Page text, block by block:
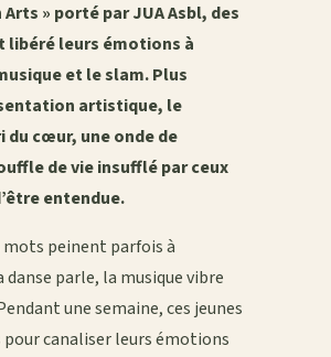
» porté par JUA Asbl, des
libéré leurs émotions à
et le slam. Plus
artistique, le
cœur, une onde de
de vie insufflé par ceux
entendue.
mots peinent parfois à
parle, la musique vibre
une semaine, ces jeunes
canaliser leurs émotions